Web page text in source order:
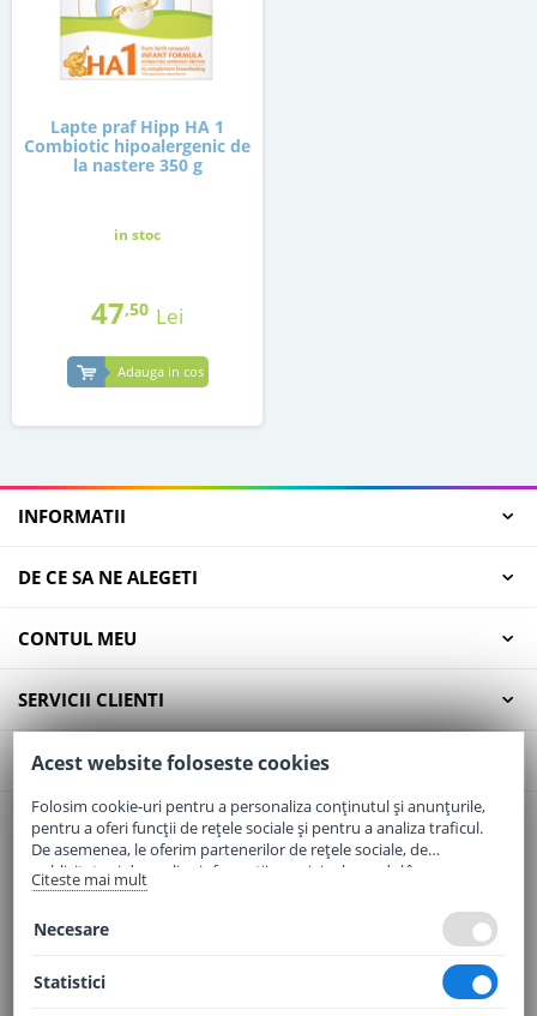
Lapte praf Hipp HA 1
Combiotic hipoalergenic de
la nastere 350 g
in stoc
47,50 Lei
Adauga in cos
INFORMATII
DE CE SA NE ALEGETI
CONTUL MEU
SERVICII CLIENTI
CONTACT
Email:office@elaptepraf.ro
Telefon:0745-964-449
Adresa:Sos. Borsului, Nr. 20, Oradea, Jud. Bihor
Acest website foloseste cookies
Folosim cookie-uri pentru a personaliza conținutul și anunțurile,
pentru a oferi funcții de rețele sociale și pentru a analiza traficul.
De asemenea, le oferim partenerilor de rețele sociale, de
publicitate și de analize informații cu privire la modul în care
folosiți site-ul nostru. Aceștia le pot combina cu alte informații
Citeste mai mult
Necesare
Statistici